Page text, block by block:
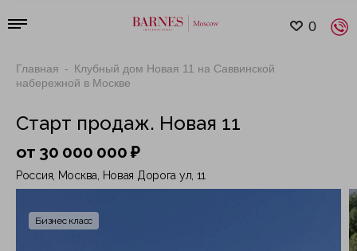
0
Главная
Клубный дом Новая 11 на Саввинской
набережной в Москве
Старт продаж. Новая 11
от 30 000 000 ₽
Россия, Москва, Новая Дорога ул, 11
Бизнес класс